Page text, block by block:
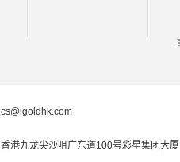
cs@igoldhk.com
香港九龙尖沙咀广东道100号彩星集团大